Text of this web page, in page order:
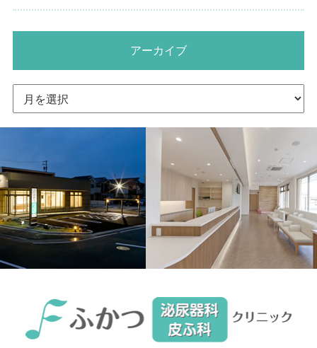
アーカイブ
カ
イ